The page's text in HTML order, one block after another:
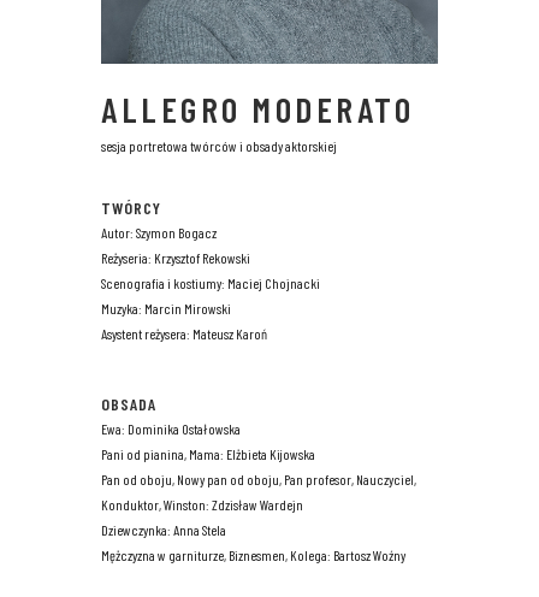
ALLEGRO MODERATO
sesja portretowa twórców i obsady aktorskiej
TWÓRCY
Autor: Szymon Bogacz
Reżyseria: Krzysztof Rekowski
Scenografia i kostiumy: Maciej Chojnacki
Muzyka: Marcin Mirowski
Asystent reżysera: Mateusz Karoń
OBSADA
Ewa: Dominika Ostałowska
Pani od pianina, Mama: Elżbieta Kijowska
Pan od oboju, Nowy pan od oboju, Pan profesor, Nauczyciel,
Konduktor, Winston: Zdzisław Wardejn
Dziewczynka: Anna Stela
Mężczyzna w garniturze, Biznesmen, Kolega: Bartosz Woźny